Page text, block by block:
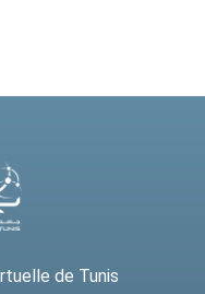
de Tunis